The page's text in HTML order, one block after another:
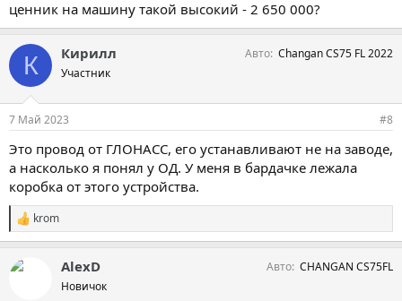
ценник на машину такой высокий - 2 650 000?
К Кирилл
Участник
Авто Changan CS75 FL 2022
7 Май 2023 #8
Это провод от ГЛОНАСС, его устанавливают не на заводе,
а насколько я понял у ОД. У меня в бардачке лежала
коробка от этого устройства.
С
и
п
krom
AlexD
Новичок
Авто CHANGAN CS75FL